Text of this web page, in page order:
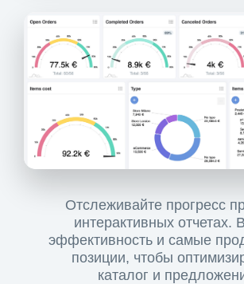
Отслеживайте прогресс
интерактивных отчетах.
эффективность и самые
позиции, чтобы
каталог и